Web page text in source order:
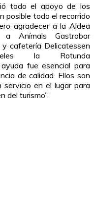
todo el apoyo de los
posible todo el recorrido
agradecer a la Aldea
a Anímals Gastrobar
y cafetería Delicatessen
la Rotunda
fue esencial para
de calidad. Ellos son
servicio en el lugar para
del turismo”.